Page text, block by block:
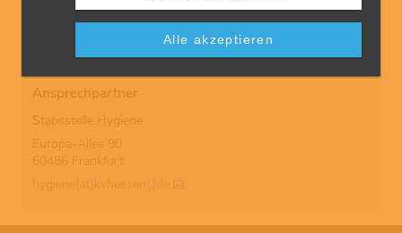
Alle akzeptieren
Ansprechpartner
Stabsstelle Hygiene
Europa-Allee 90
60486 Frankfurt
hygiene(at)kvhessen(.)de